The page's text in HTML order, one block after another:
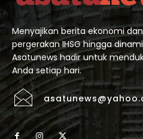
Menyajikan berita ekonomi
pergerakan IHSG hingga
Asatunews hadir untuk
Anda setiap hari.